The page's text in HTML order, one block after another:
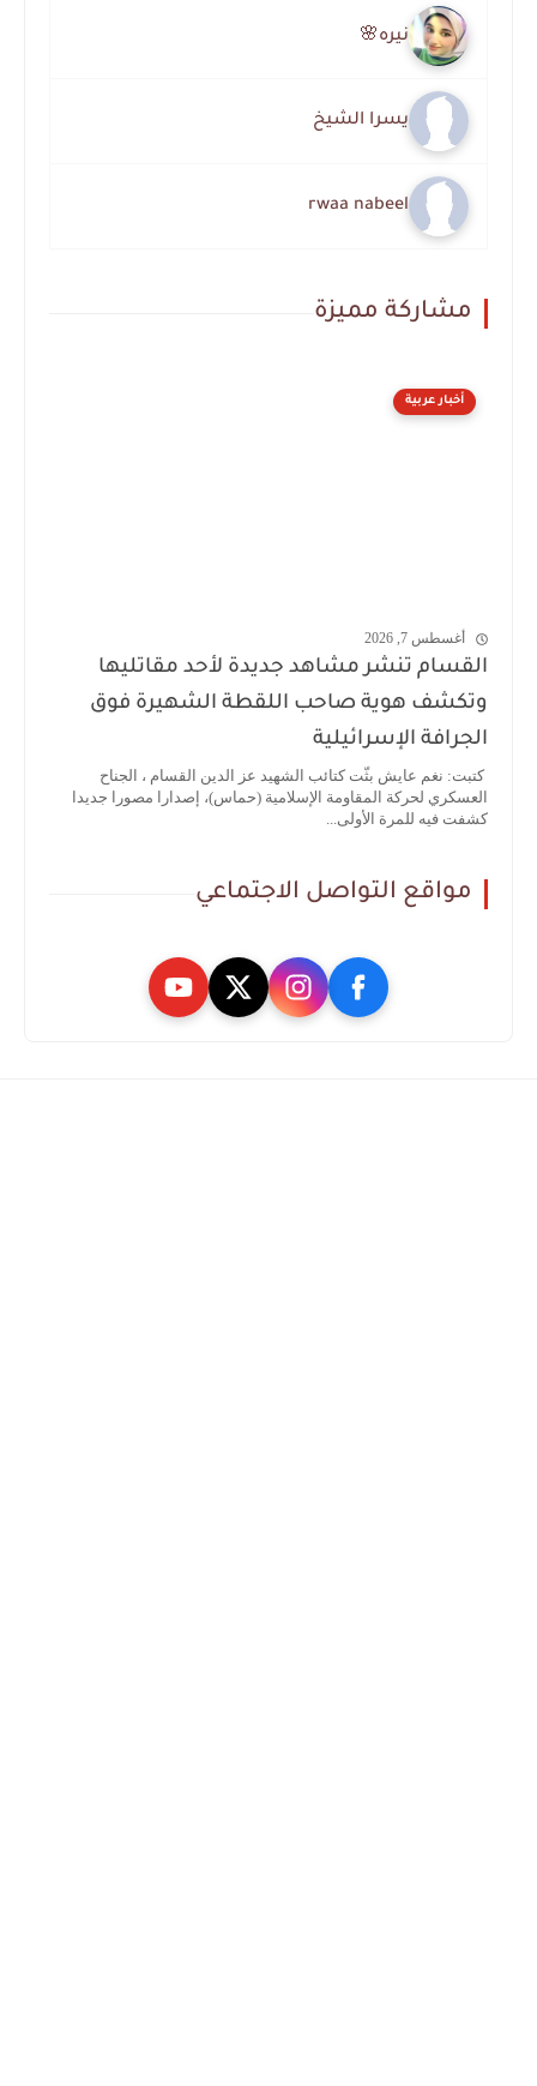
نيره🌸
يسرا الشيخ
rwaa nabeel
مشاركة مميزة
أخبار عربية
أغسطس 7, 2026
القسام تنشر مشاهد جديدة لأحد مقاتليها
وتكشف هوية صاحب اللقطة الشهيرة فوق
الجرافة الإسرائيلية
كتبت: نغم عايش بثّت كتائب الشهيد عز الدين القسام ، الجناح
العسكري لحركة المقاومة الإسلامية (حماس)، إصدارا مصورا جديدا
كشفت فيه للمرة الأولى...
مواقع التواصل الاجتماعي